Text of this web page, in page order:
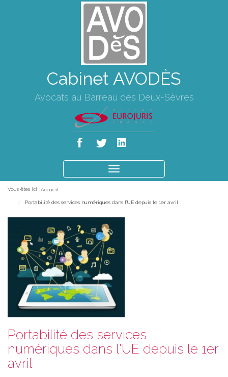
Cabinet AVODÈS
Avocats au Barreau des Deux-Sèvres
le
Vous êtes ici : Accueil
Portabilité des services numériques dans l'UE depuis le 1er avril
Portabilité des services
numériques dans l'UE depuis le 1er
avril